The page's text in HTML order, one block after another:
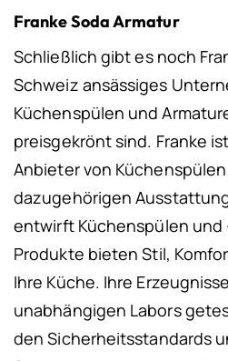
Franke Soda Armatur
Schließlich gibt es noch
Schweiz ansässiges
Küchenspülen und
preisgekrönt sind. Franke
Anbieter von
dazugehörigen
entwirft Küchenspülen und
Produkte bieten Stil,
Ihre Küche. Ihre
unabhängigen Labors
den Sicherheitsstandards